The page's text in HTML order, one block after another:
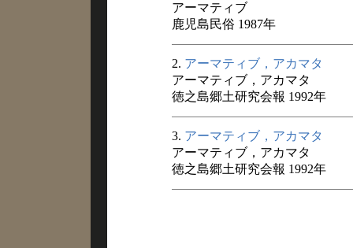
アーマティブ
鹿児島民俗 1987年
2. アーマティブ，アカマタ
アーマティブ，アカマタ
徳之島郷土研究会報 1992年
3. アーマティブ，アカマタ
アーマティブ，アカマタ
徳之島郷土研究会報 1992年